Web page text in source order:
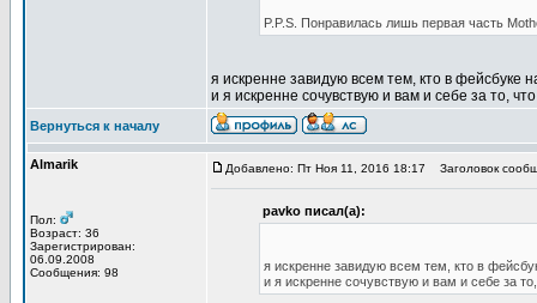
P.P.S. Понравилась лишь первая часть
я искренне завидую всем тем, кто в фейсбуке
и я искренне сочувствую и вам и себе за то,
Вернуться к началу
Almarik
Пол:
Возраст: 36
Зарегистрирован:
06.09.2008
Сообщения: 98
Добавлено: Пт Ноя 11, 2016 18:17 Заголовок
pavko писал(а):
я искренне завидую всем тем, кто в
и я искренне сочувствую и вам и себе за